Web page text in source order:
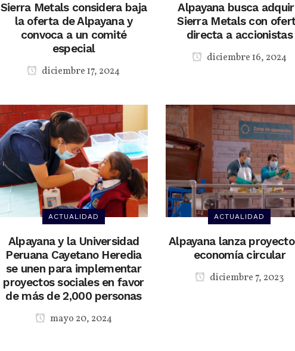
Sierra Metals considera baja
la oferta de Alpayana y
convoca a un comité
especial
diciembre 17, 2024
Alpayana busca
Sierra Metals con
directa a accionistas
diciembre 16, 2024
ACTUALIDAD
Alpayana y la Universidad
Peruana Cayetano Heredia
se unen para implementar
proyectos sociales en favor
de más de 2,000 personas
mayo 20, 2024
ACTUALIDAD
Alpayana lanza
economía circular
diciembre 7, 2023